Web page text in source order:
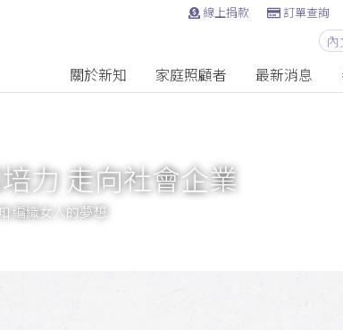
線上捐款 訂單查詢
關於新知 家庭照顧者 最新消息
力 走向社會企業
編織女人的夢想